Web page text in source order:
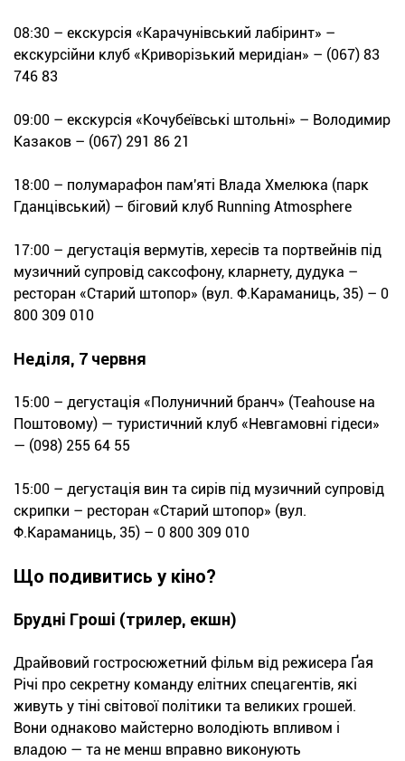
08:30 – екскурсія «Карачунівський лабіринт» –
екскурсійни клуб «Криворізький меридіан» – (067) 83
746 83
09:00 – екскурсія «Кочубеївські штольні» – Володимир
Казаков – (067) 291 86 21
18:00 – полумарафон пам'яті Влада Хмелюка (парк
Гданцівський) – біговий клуб Running Atmosphere
17:00 – дегустація вермутів, хересів та портвейнів під
музичний супровід саксофону, кларнету, дудука –
ресторан «Старий штопор» (вул. Ф.Караманиць, 35) – 0
800 309 010
Неділя, 7 червня
15:00 – дегустація «Полуничний бранч» (Teahouse на
Поштовому) — туристичний клуб «Невгамовні гідеси»
— (098) 255 64 55
15:00 – дегустація вин та сирів під музичний супровід
скрипки – ресторан «Старий штопор» (вул.
Ф.Караманиць, 35) – 0 800 309 010
Що подивитись у кіно?
Брудні Гроші (трилер, екшн)
Драйвовий гостросюжетний фільм від режисера Ґая
Річі про секретну команду елітних спецагентів, які
живуть у тіні світової політики та великих грошей.
Вони однаково майстерно володіють впливом і
владою — та не менш вправно виконують